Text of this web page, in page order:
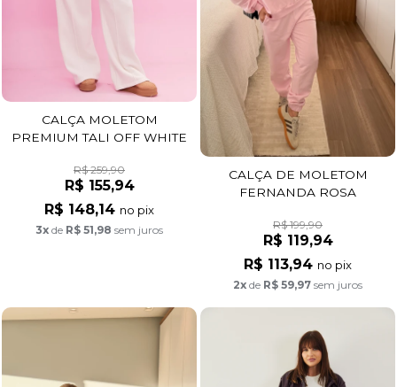
CALÇA MOLETOM
PREMIUM TALI OFF WHITE
R$ 259,90
R$ 155,94
R$ 148,14 no pix
3x de R$ 51,98 sem juros
CALÇA DE MOLETOM
FERNANDA ROSA
R$ 199,90
R$ 119,94
R$ 113,94 no pix
2x de R$ 59,97 sem juros